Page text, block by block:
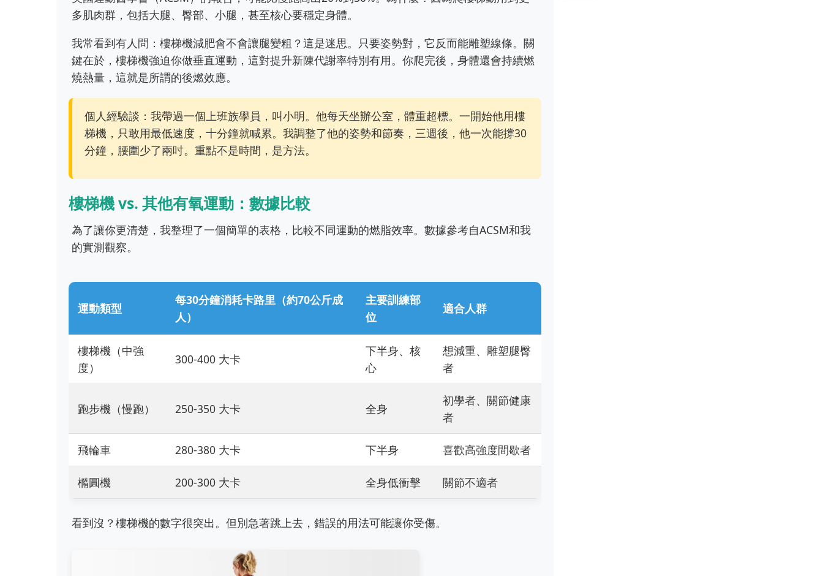
多肌肉群，包括大腿、臀部、小腿，甚至核心要穩定身體。
我常看到有人問：樓梯機減肥會不會讓腿變粗？這是迷思。只要姿勢對，它反而能雕塑線條。關
鍵在於，樓梯機強迫你做垂直運動，這對提升新陳代謝率特別有用。你爬完後，身體還會持續燃
燒熱量，這就是所謂的後燃效應。
個人經驗談：我帶過一個上班族學員，叫小明。他每天坐辦公室，體重超標。一開始他用樓
梯機，只敢用最低速度，十分鐘就喊累。我調整了他的姿勢和節奏，三週後，他一次能撐30
分鐘，腰圍少了兩吋。重點不是時間，是方法。
樓梯機 vs. 其他有氧運動：數據比較
為了讓你更清楚，我整理了一個簡單的表格，比較不同運動的燃脂效率。數據參考自ACSM和我
的實測觀察。
運動類型
每30分鐘消耗卡路里（約70公斤成
人）
主要訓練部
位
適合人群
樓梯機（中強
度）
300-400 大卡
下半身、核
心
想減重、雕塑腿臀
者
跑步機（慢跑） 250-350 大卡 全身
初學者、關節健康
者
飛輪車 280-380 大卡 下半身 喜歡高強度間歇者
橢圓機 200-300 大卡 全身低衝擊 關節不適者
看到沒？樓梯機的數字很突出。但別急著跳上去，錯誤的用法可能讓你受傷。